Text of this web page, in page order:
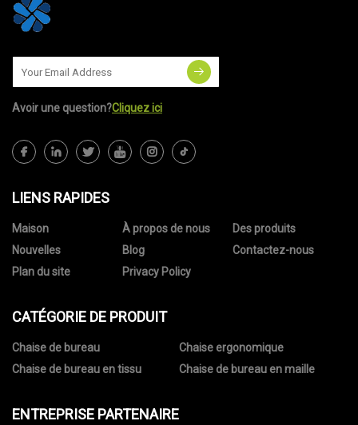
Avoir une question?Cliquez ici
LIENS RAPIDES
Maison À propos de nous
Des produits
Nouvelles
Blog
Contactez-nous
Plan du site
Privacy Policy
CATÉGORIE DE PRODUIT
Chaise de bureau
Chaise ergonomique
Chaise de bureau en tissu
Chaise de bureau en maille
ENTREPRISE PARTENAIRE